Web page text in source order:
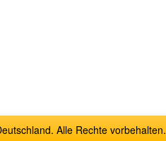
Alle Rechte vorbehalten.